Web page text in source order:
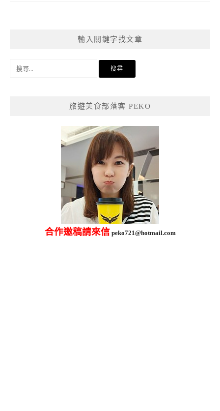
輸入關鍵字找文章
旅遊美食部落客 PEKO
合作邀稿請來信 peko721@hotmail.com